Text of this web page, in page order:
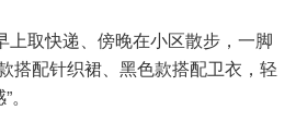
上取快递、傍晚在小区散步，一脚
搭配针织裙、黑色款搭配卫衣，轻